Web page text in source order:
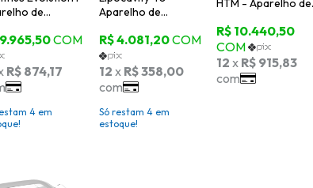
de
+
Corporal
- KLD
4em
Aparelho de
Medical San
Só restam4 em
estoque!
HTM - Aparelho de
Focalizada e Ondas
de Choque